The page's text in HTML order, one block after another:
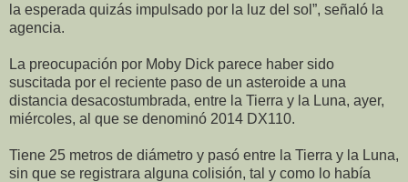
la esperada quizás impulsado por la luz del sol”, señaló la
agencia.
La preocupación por Moby Dick parece haber sido
suscitada por el reciente paso de un asteroide a una
distancia desacostumbrada, entre la Tierra y la Luna, ayer,
miércoles, al que se denominó 2014 DX110.
Tiene 25 metros de diámetro y pasó entre la Tierra y la Luna,
sin que se registrara alguna colisión, tal y como lo había